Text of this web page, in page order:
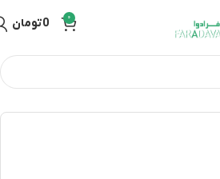
0
0تومان